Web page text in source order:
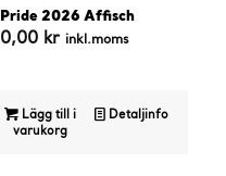
Pride 2026 Affisch
0,00 kr inkl.moms
Lägg till i
varukorg
Detaljinfo